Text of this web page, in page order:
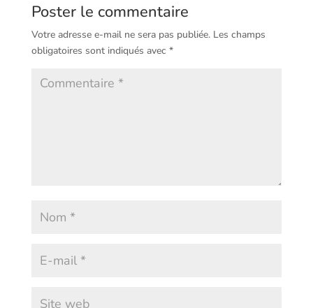
Poster le commentaire
Votre adresse e-mail ne sera pas publiée. Les champs
obligatoires sont indiqués avec *